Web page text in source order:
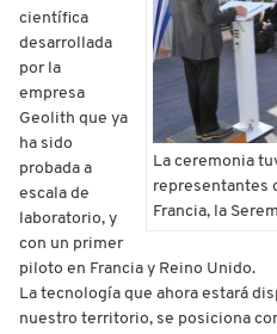
La ceremonia
representantes
Francia, la
científica
desarrollada
por la
empresa
Geolith que ya
ha sido
probada a
escala de
laboratorio, y
con un primer
piloto en Francia y Reino Unido.
La tecnología que ahora estará
nuestro territorio, se posiciona